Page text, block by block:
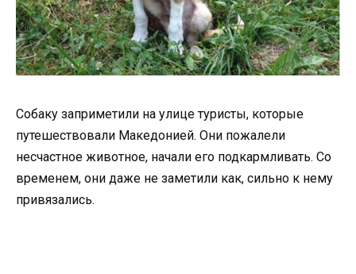
Собаку заприметили на улице туристы, которые
путешествовали Македонией. Они пожалели
несчастное животное, начали его подкармливать. Со
временем, они даже не заметили как, сильно к нему
привязались.